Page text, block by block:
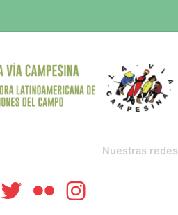
Nuestras redes